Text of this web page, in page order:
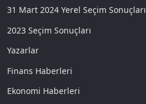
31 Mart 2024 Yerel Seçim Sonuçları
2023 Seçim Sonuçları
Yazarlar
Finans Haberleri
Ekonomi Haberleri